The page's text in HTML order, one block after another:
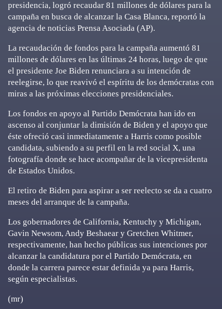
presidencia, logró recaudar 81 millones de dólares para la
campaña en busca de alcanzar la Casa Blanca, reportó la
agencia de noticias Prensa Asociada (AP).
La recaudación de fondos para la campaña aumentó 81
millones de dólares en las últimas 24 horas, luego de que
el presidente Joe Biden renunciara a su intención de
reelegirse, lo que reavivó el espíritu de los demócratas con
miras a las próximas elecciones presidenciales.
Los fondos en apoyo al Partido Demócrata han ido en
ascenso al conjuntar la dimisión de Biden y el apoyo que
éste ofreció casi inmediatamente a Harris como posible
candidata, subiendo a su perfil en la red social X, una
fotografía donde se hace acompañar de la vicepresidenta
de Estados Unidos.
El retiro de Biden para aspirar a ser reelecto se da a cuatro
meses del arranque de la campaña.
Los gobernadores de California, Kentuchy y Michigan,
Gavin Newsom, Andy Beshaear y Gretchen Whitmer,
respectivamente, han hecho públicas sus intenciones por
alcanzar la candidatura por el Partido Demócrata, en
donde la carrera parece estar definida ya para Harris,
según especialistas.
(mr)